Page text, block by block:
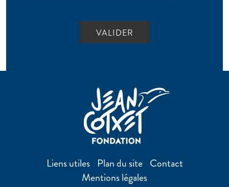
Liens utiles Plan du site Contact
Mentions légales